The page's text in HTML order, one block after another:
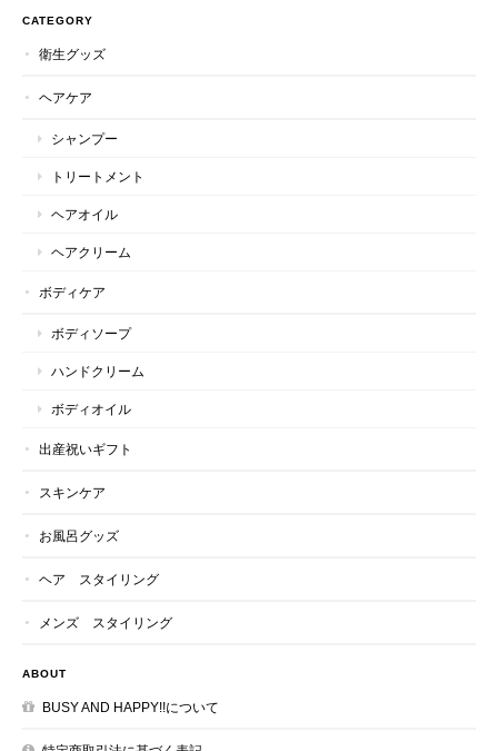
CATEGORY
衛生グッズ
ヘアケア
シャンプー
トリートメント
ヘアオイル
ヘアクリーム
ボディケア
ボディソープ
ハンドクリーム
ボディオイル
出産祝いギフト
スキンケア
お風呂グッズ
ヘア スタイリング
メンズ スタイリング
ABOUT
BUSY AND HAPPY!!について